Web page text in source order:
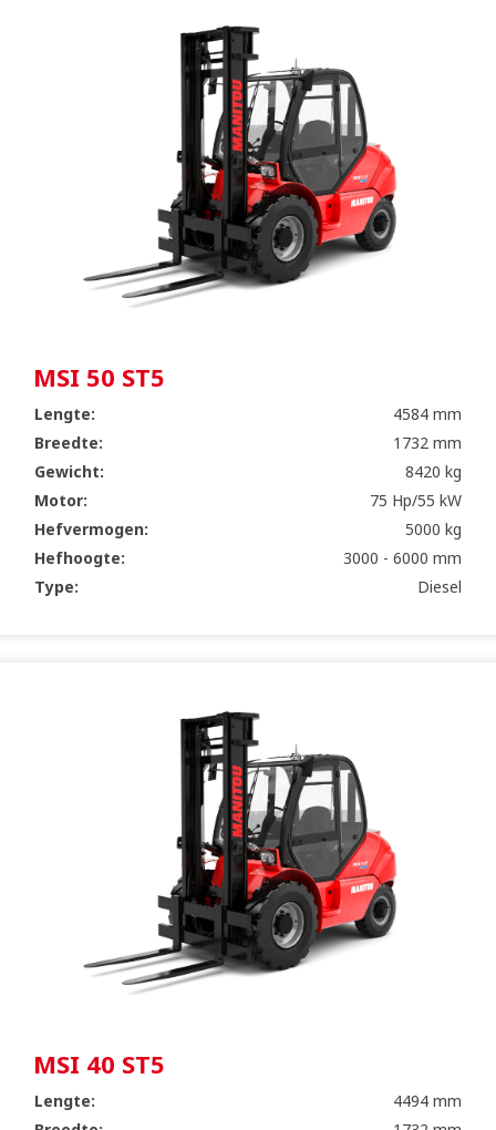
MSI 50 ST5
Lengte:
4584 mm
Breedte:
1732 mm
Gewicht:
8420 kg
Motor:
75 Hp/55 kW
Hefvermogen:
5000 kg
Hefhoogte:
3000 - 6000 mm
Type:
Diesel
MSI 40 ST5
Lengte:
4494 mm